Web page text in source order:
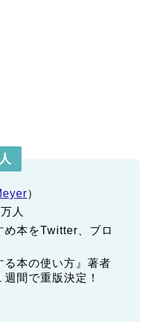
）
人
め本をTwitter、ブロ
る本の使い方』著者
間で重版決定！